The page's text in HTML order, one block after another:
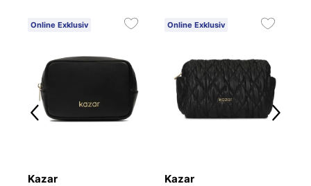
Online Exklusiv
Kazar
Online Exklusiv
Kazar